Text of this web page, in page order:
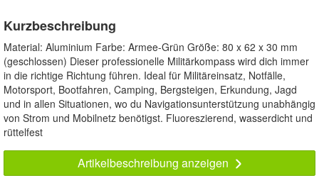
Kurzbeschreibung
Material: Aluminium Farbe: Armee-Grün Größe: 80 x 62 x 30 mm
(geschlossen) Dieser professionelle Militärkompass wird dich immer
in die richtige Richtung führen. Ideal für Militäreinsatz, Notfälle,
Motorsport, Bootfahren, Camping, Bergsteigen, Erkundung, Jagd
und in allen Situationen, wo du Navigationsunterstützung unabhängig
von Strom und Mobilnetz benötigst. Fluoreszierend, wasserdicht und
rüttelfest
Artikelbeschreibung anzeigen